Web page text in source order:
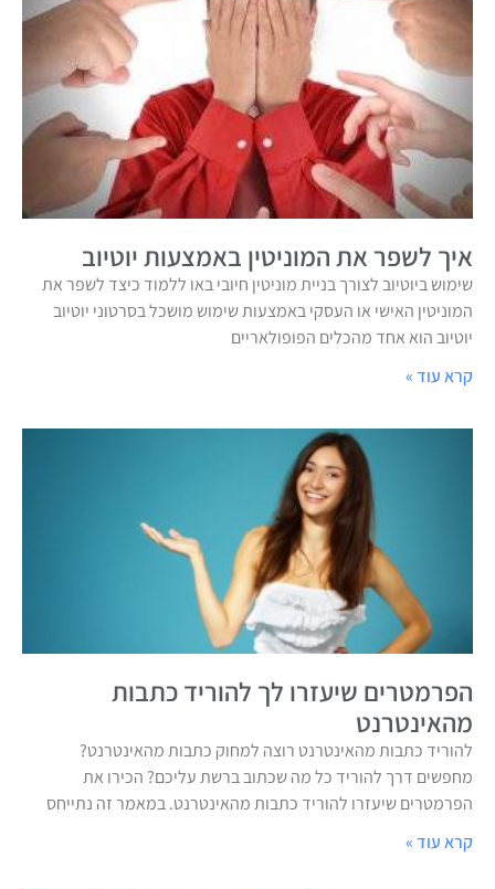
איך לשפר את המוניטין באמצעות יוטיוב
שימוש ביוטיוב לצורך בניית מוניטין חיובי באו ללמוד כיצד לשפר את
המוניטין האישי או העסקי באמצעות שימוש מושכל בסרטוני יוטיוב
יוטיוב הוא אחד מהכלים הפופולאריים
קרא עוד »
הפרמטרים שיעזרו לך להוריד כתבות
מהאינטרנט
להוריד כתבות מהאינטרנט רוצה למחוק כתבות מהאינטרנט?
מחפשים דרך להוריד כל מה שכתוב ברשת עליכם? הכירו את
הפרמטרים שיעזרו להוריד כתבות מהאינטרנט. במאמר זה נתייחס
קרא עוד »